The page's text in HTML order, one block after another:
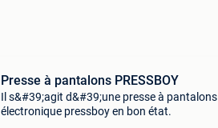
Presse à pantalons PRESSBOY
Il s&#39;agit d&#39;une presse à pantalons
électronique pressboy en bon état.